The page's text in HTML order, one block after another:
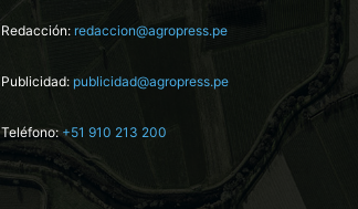
Redacción: redaccion@agropress.pe
Publicidad: publicidad@agropress.pe
Teléfono: +51 910 213 200